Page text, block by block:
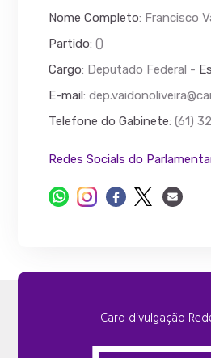
Nome Completo: Francisco
Partido: ()
Cargo: Deputado Federal -
E-mail:
Telefone do Gabinete: (61)
Redes Socials do
Card divulgação